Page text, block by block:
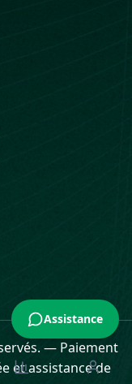
— Paiement
et assistance de
Assistance